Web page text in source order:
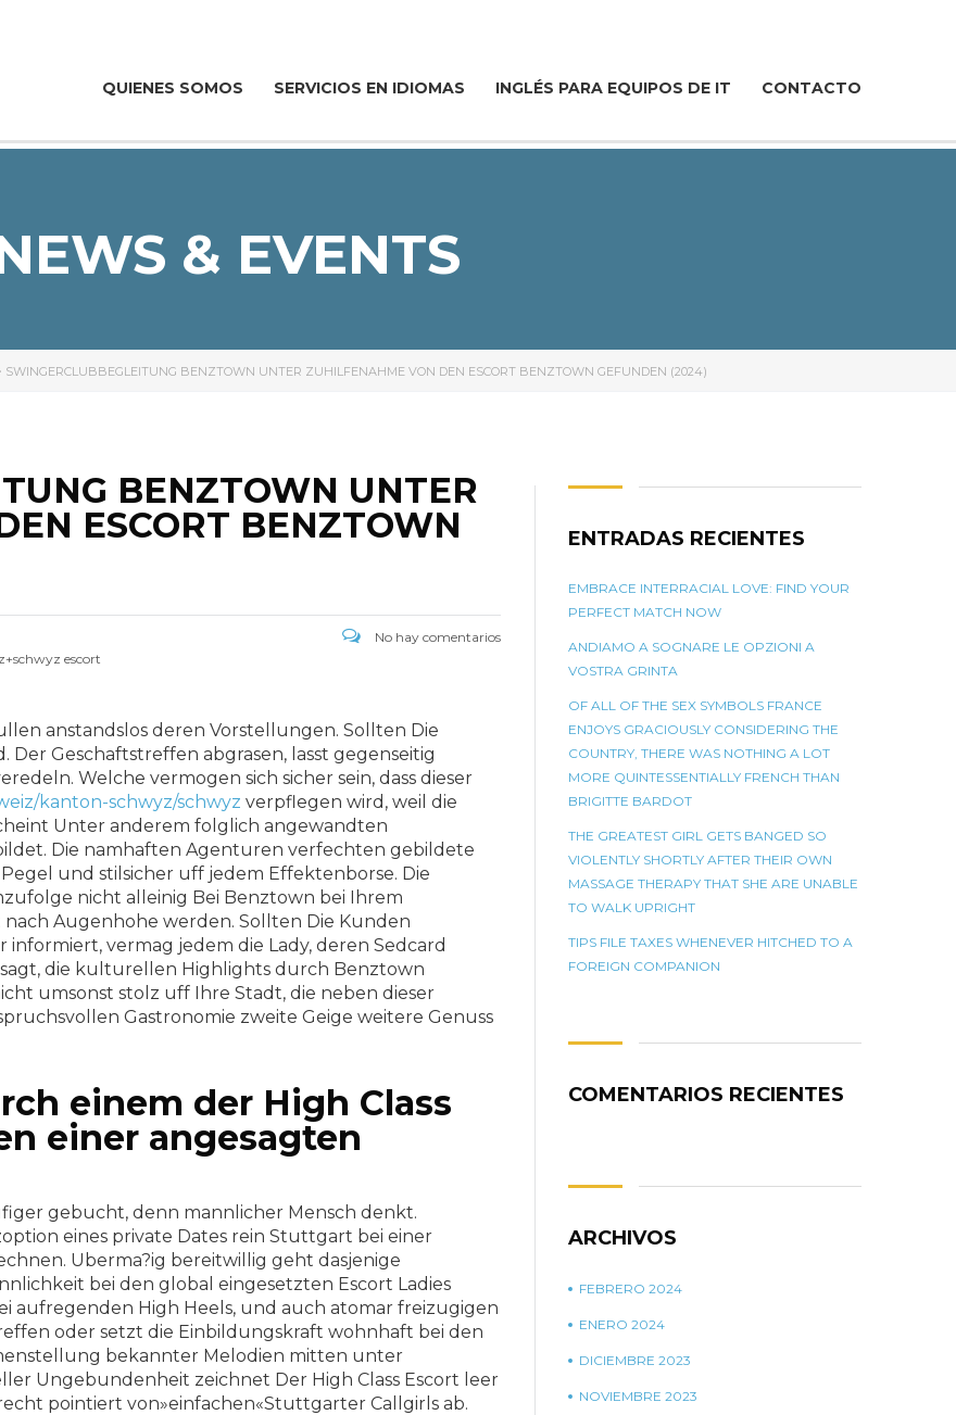
QUIENES SOMOS SERVICIOS EN IDIOMAS INGLÉS PARA EQUIPOS DE IT CONTACTO
& EVENTS
SWINGERCLUBBEGLEITUNG BENZTOWN UNTER ZUHILFENAHME VON DEN ESCORT BENZTOWN GEFUNDEN (2024)
BENZTOWN UNTER
ESCORT BENZTOWN
escort
No hay comentarios
anstandslos deren Vorstellungen. Sollten Die
Geschaftstreffen abgrasen, lasst gegenseitig
Welche vermogen sich sicher sein, dass dieser
kanton-schwyz/schwyz verpflegen wird, weil die
Unter anderem folglich angewandten
Die namhaften Agenturen verfechten gebildete
und stilsicher uff jedem Effektenborse. Die
nicht alleinig Bei Benztown bei Ihrem
Augenhohe werden. Sollten Die Kunden
vermag jedem die Lady, deren Sedcard
die kulturellen Highlights durch Benztown
umsonst stolz uff Ihre Stadt, die neben dieser
Gastronomie zweite Geige weitere Genuss
einem der High Class
einer angesagten
gebucht, denn mannlicher Mensch denkt.
eines private Dates rein Stuttgart bei einer
Uberma?ig bereitwillig geht dasjenige
bei den global eingesetzten Escort Ladies
aufregenden High Heels, und auch atomar freizugigen
oder setzt die Einbildungskraft wohnhaft bei den
bekannter Melodien mitten unter
Ungebundenheit zeichnet Der High Class Escort leer
pointiert von»einfachen«Stuttgarter Callgirls ab.
ENTRADAS RECIENTES
EMBRACE INTERRACIAL LOVE: FIND YOUR
PERFECT MATCH NOW
ANDIAMO A SOGNARE LE OPZIONI A
VOSTRA GRINTA
OF ALL OF THE SEX SYMBOLS FRANCE
ENJOYS GRACIOUSLY CONSIDERING THE
COUNTRY, THERE WAS NOTHING A LOT
MORE QUINTESSENTIALLY FRENCH THAN
BRIGITTE BARDOT
THE GREATEST GIRL GETS BANGED SO
VIOLENTLY SHORTLY AFTER THEIR OWN
MASSAGE THERAPY THAT SHE ARE UNABLE
TO WALK UPRIGHT
TIPS FILE TAXES WHENEVER HITCHED TO A
FOREIGN COMPANION
COMENTARIOS RECIENTES
ARCHIVOS
FEBRERO 2024
ENERO 2024
DICIEMBRE 2023
NOVIEMBRE 2023